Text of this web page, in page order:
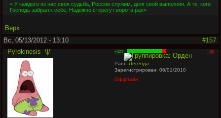
« У каждого из нас своя судьба, России служим, долг свой выполняя. А те, кого
Господь забрал к себе, Надёжно стерегут ворота рая»
Верх
Вс, 05/13/2012 - 13:10
#157
Pyrokinesis \|/ +324 -38
Ранг: Легенда
Зарегистрирован: 06/01/2010
Оффлайн